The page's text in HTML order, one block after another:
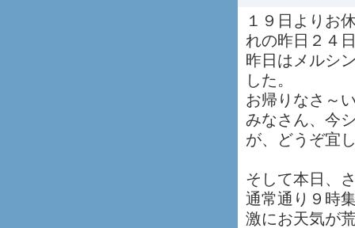
１９日よりお
れの昨日２４
昨日はメルシ
した。
お帰りなさ～
みなさん、今
が、どうぞ宜
そして本日、
通常通り９時
激にお天気が